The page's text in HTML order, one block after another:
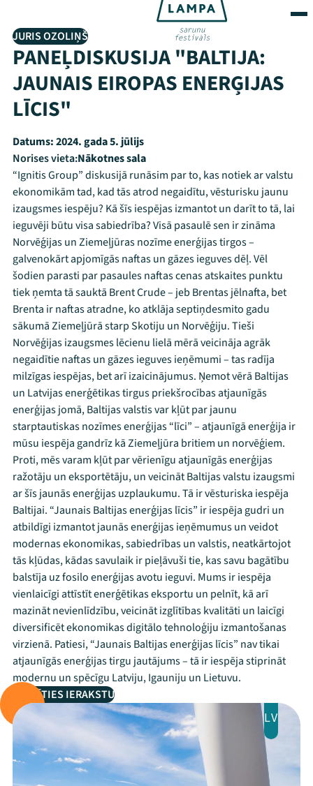
JURIS OZOLIŅŠ
PANEĻDISKUSIJA "BALTIJA:
JAUNAIS EIROPAS ENERĢIJAS
LĪCIS"
Datums:2024. gada 5. jūlijs
Norises vieta:Nākotnes sala
“Ignitis Group” diskusijā runāsim par to, kas notiek ar valstu
ekonomikām tad, kad tās atrod negaidītu, vēsturisku jaunu
izaugsmes iespēju? Kā šīs iespējas izmantot un darīt to tā, lai
ieguvēji būtu visa sabiedrība? Visā pasaulē sen ir zināma
Norvēģijas un Ziemeļjūras nozīme enerģijas tirgos –
galvenokārt apjomīgās naftas un gāzes ieguves dēļ. Vēl
šodien parasti par pasaules naftas cenas atskaites punktu
tiek ņemta tā sauktā Brent Crude – jeb Brentas jēlnafta, bet
Brenta ir naftas atradne, ko atklāja septiņdesmito gadu
sākumā Ziemeļjūrā starp Skotiju un Norvēģiju. Tieši
Norvēģijas izaugsmes lēcienu lielā mērā veicināja agrāk
negaidītie naftas un gāzes ieguves ieņēmumi – tas radīja
milzīgas iespējas, bet arī izaicinājumus. Ņemot vērā Baltijas
un Latvijas enerģētikas tirgus priekšrocības atjaunīgās
enerģijas jomā, Baltijas valstis var kļūt par jaunu
starptautiskas nozīmes enerģijas “līci” – atjaunīgā enerģija ir
mūsu iespēja gandrīz kā Ziemeļjūra britiem un norvēģiem.
Proti, mēs varam kļūt par vērienīgu atjaunīgās enerģijas
ražotāju un eksportētāju, un veicināt Baltijas valstu izaugsmi
ar šīs jaunās enerģijas uzplaukumu. Tā ir vēsturiska iespēja
Baltijai. “Jaunais Baltijas enerģijas līcis” ir iespēja gudri un
atbildīgi izmantot jaunās enerģijas ieņēmumus un veidot
modernas ekonomikas, sabiedrības un valstis, neatkārtojot
tās kļūdas, kādas savulaik ir pieļāvuši tie, kas savu bagātību
balstīja uz fosilo enerģijas avotu ieguvi. Mums ir iespēja
vienlaicīgi attīstīt enerģētikas eksportu un pelnīt, kā arī
mazināt nevienlīdzību, veicināt izglītības kvalitāti un laicīgi
diversificēt ekonomikas digitālo tehnoloģiju izmantošanas
virzienā. Patiesi, “Jaunais Baltijas enerģijas līcis” nav tikai
atjaunīgās enerģijas tirgu jautājums – tā ir iespēja stiprināt
modernu un spēcīgu Latviju, Igauniju un Lietuvu.
SKATĪTIES IERAKSTU
LV